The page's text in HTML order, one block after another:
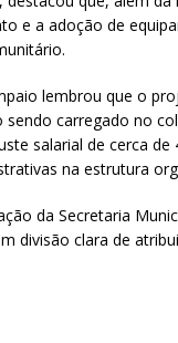
e a adoção de
lembrou que o
carregado no
salarial de cerca
na estrutura
da Secretaria
divisão clara de